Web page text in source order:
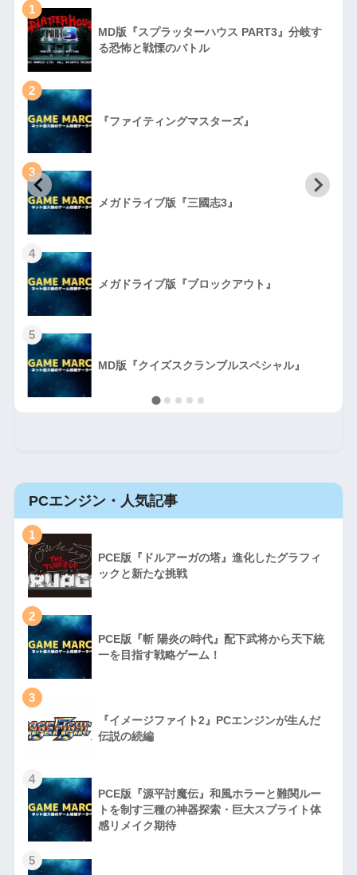
1
MD版『スプラッターハウス PART3』分岐す
る恐怖と戦慄のバトル
2
『ファイティングマスターズ』
3
メガドライブ版『三國志3』
4
メガドライブ版『ブロックアウト』
5
MD版『クイズスクランブルスペシャル』
PCエンジン・人気記事
1
PCE版『ドルアーガの塔』進化したグラフィ
ックと新たな挑戦
2
PCE版『斬 陽炎の時代』配下武将から天下統
一を目指す戦略ゲーム！
3
『イメージファイト2』PCエンジンが生んだ
伝説の続編
4
PCE版『源平討魔伝』和風ホラーと難関ルー
トを制す三種の神器探索・巨大スプライト体
感リメイク期待
5